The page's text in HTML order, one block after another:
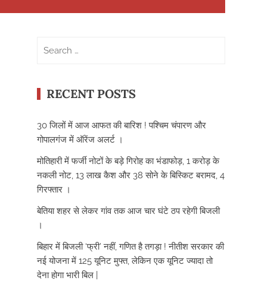
RECENT POSTS
30 जिलों में आज आफत की बारिश ! पश्चिम चंपारण और
गोपालगंज में ऑरेंज अलर्ट ।
मोतिहारी में फर्जी नोटों के बड़े गिरोह का भंडाफोड़, 1 करोड़ के
नकली नोट, 13 लाख कैश और 38 सोने के बिस्किट बरामद, 4
गिरफ्तार ।
बेतिया शहर से लेकर गांव तक आज चार घंटे ठप रहेगी बिजली
।
बिहार में बिजली ‘फ्री’ नहीं, गणित है तगड़ा ! नीतीश सरकार की
नई योजना में 125 यूनिट मुफ्त, लेकिन एक यूनिट ज्यादा तो
देना होगा भारी बिल |